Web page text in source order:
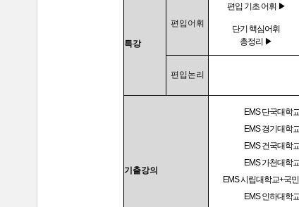
특강
편입어휘
편입 기초 어휘 ▶
단기 핵심어휘
총정리 ▶
편입논리
기출강의
EMS 단국대학
EMS 경기대학
EMS 건국대학
EMS 가천대학
EMS 시립대학교+국
EMS 인하대학